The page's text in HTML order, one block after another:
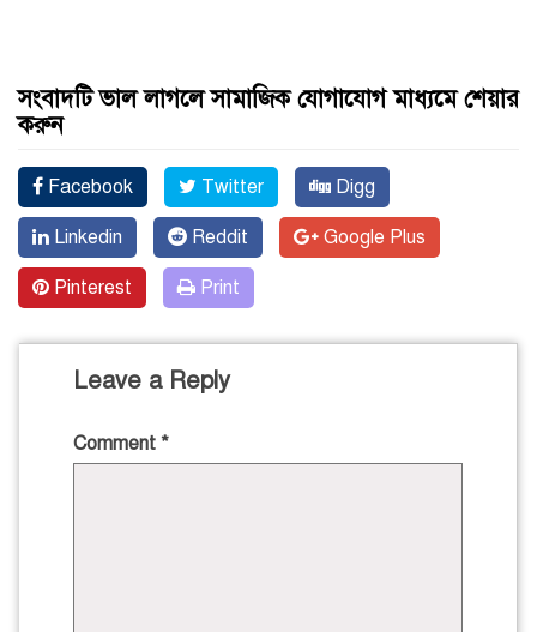
সংবাদটি ভাল লাগলে সামাজিক যোগাযোগ মাধ্যমে শেয়ার
করুন
Facebook Twitter Digg
Linkedin Reddit Google Plus
Pinterest Print
Leave a Reply
Comment *